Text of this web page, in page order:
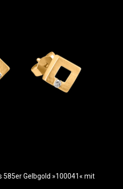
585er Gelbgold »100041« mit